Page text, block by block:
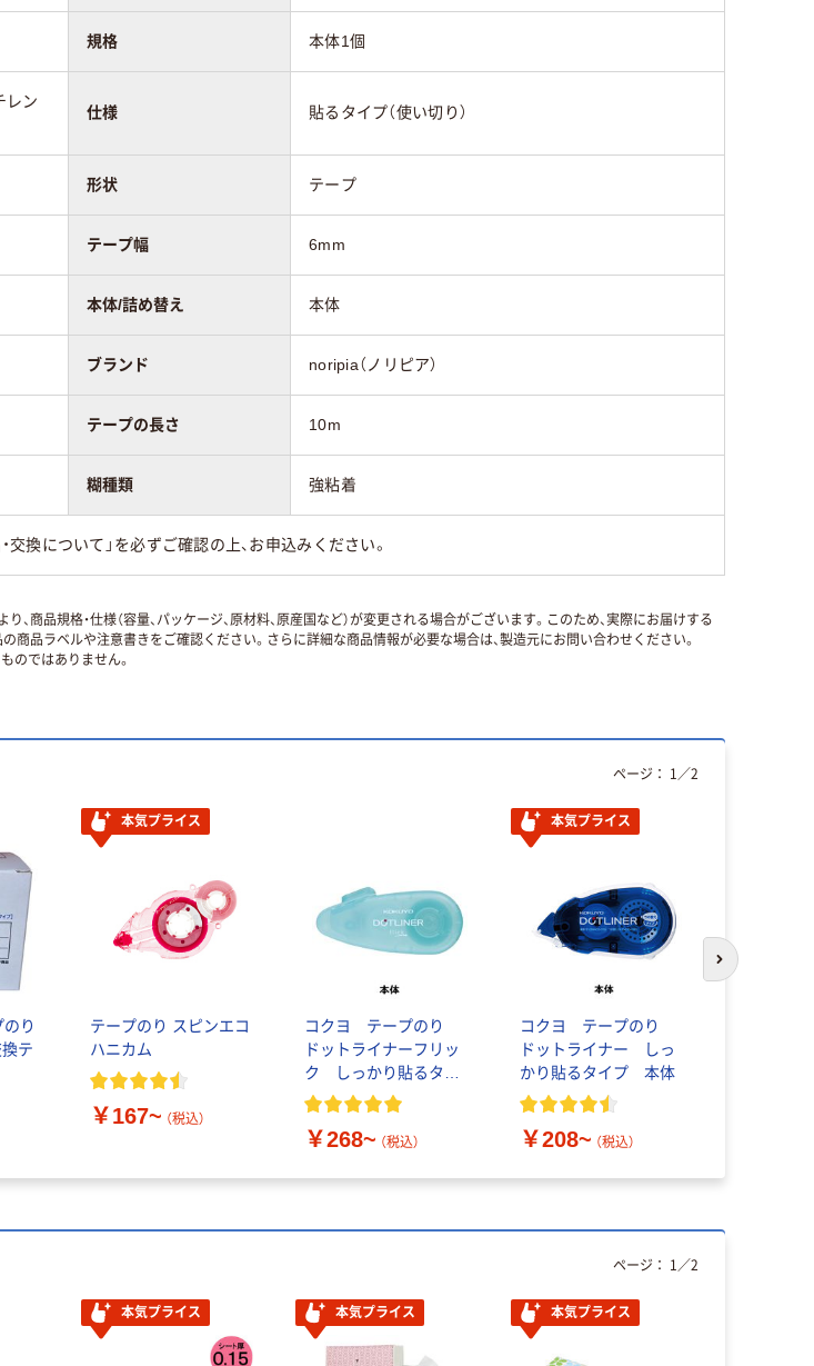
規格 本体1個
レン
仕様 貼るタイプ（使い切り）
形状 テープ
テープ幅 6mm
本体/詰め替え 本体
ブランド noripia（ノリピア）
テープの長さ 10m
糊種類 強粘着
交換について」を必ずご確認の上、お申込みください。
品規格・仕様（容量、パッケージ、原材料、原産国など）が変更される場合がございます。このため、実際にお届けする
品ラベルや注意書きをご確認ください。さらに詳細な商品情報が必要な場合は、製造元にお問い合わせください。
のではありません。
り
テ
本気プライス
テープのり スピンエコ
ハニカム
￥167~ （税込）
コクヨ テープのり
ドットライナーフリッ
ク しっかり貼るタイ
プ 本体
￥268~ （税込）
本気プライス
コクヨ テープのり
ドットライナー しっ
かり貼るタイプ 本体
￥208~ （税込）
ページ： 1 ／2
次のスライド
本気プライス 本気プライス 本気プライス
ページ： 1 ／2